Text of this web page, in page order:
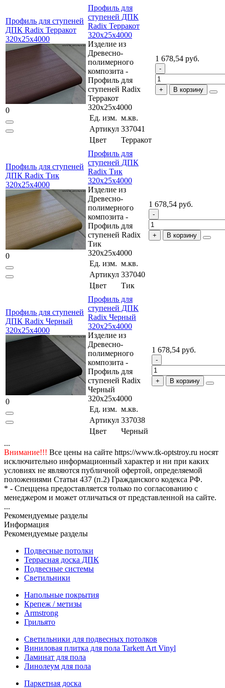
Профиль для ступеней
ДПК Radix Терракот
320x25x4000
0
Профиль для
ступеней ДПК
Radix Терракот
320x25x4000
Изделие из
Древесно-
полимерного
композита -
Профиль для
ступеней Radix
Терракот
320x25x4000
Ед. изм. м.кв.
Артикул 337041
Цвет
Терракот
1 678,54 руб.
В корзину
Профиль для ступеней
ДПК Radix Тик
320x25x4000
0
Профиль для
ступеней ДПК
Radix Тик
320x25x4000
Изделие из
Древесно-
полимерного
композита -
Профиль для
ступеней Radix
Тик
320x25x4000
Ед. изм. м.кв.
Артикул 337040
Цвет
Тик
1 678,54 руб.
В корзину
Профиль для ступеней
ДПК Radix Черный
320x25x4000
0
Профиль для
ступеней ДПК
Radix Черный
320x25x4000
Изделие из
Древесно-
полимерного
композита -
Профиль для
ступеней Radix
Черный
320x25x4000
Ед. изм. м.кв.
Артикул 337038
Цвет
Черный
1 678,54 руб.
В корзину
...
Внимание!!! Все цены на сайте https://www.tk-optstroy.ru носят
исключительно информационный характер и ни при каких
условиях не являются публичной офертой, определяемой
положениями Статьи 437 (п.2) Гражданского кодекса РФ.
* - Спеццена предоставляется только по согласованию с
менеджером и может отличаться от представленной на сайте.
...
Рекомендуемые разделы
Информация
Рекомендуемые разделы
Подвесные потолки
Террасная доска ДПК
Подвесные системы
Светильники
Напольные покрытия
Крепеж / метизы
Armstrong
Грильято
Светильники для подвесных потолков
Виниловая плитка для пола Tarkett Art Vinyl
Ламинат для пола
Линолеум для пола
Паркетная доска